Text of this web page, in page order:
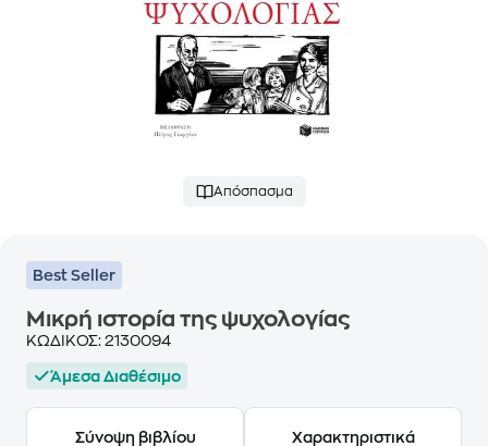
Απόσπασμα
Best Seller
Μικρή ιστορία της ψυχολογίας
ΚΩΔΙΚΟΣ: 2130094
Άμεσα Διαθέσιμο
Σύνοψη βιβλίου Χαρακτηριστικά